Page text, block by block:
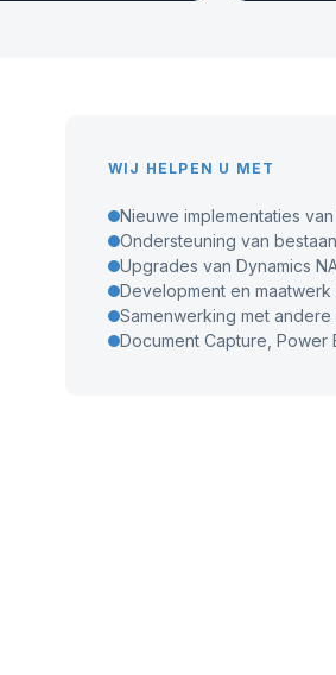
WIJ HELPEN U MET
Nieuwe implementaties
Ondersteuning van
Upgrades van Dynamics
Development en maatwerk
Samenwerking met andere
Document Capture, Power